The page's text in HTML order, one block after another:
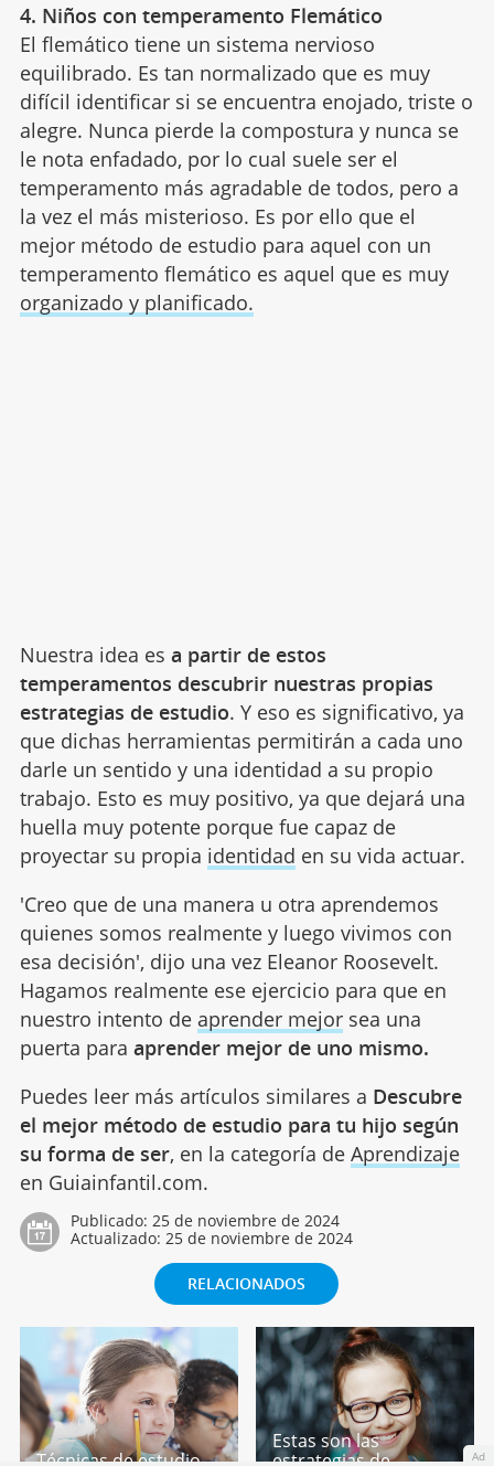
4. Niños con temperamento Flemático
El flemático tiene un sistema nervioso
equilibrado. Es tan normalizado que es muy
difícil identificar si se encuentra enojado, triste o
alegre. Nunca pierde la compostura y nunca se
le nota enfadado, por lo cual suele ser el
temperamento más agradable de todos, pero a
la vez el más misterioso. Es por ello que el
mejor método de estudio para aquel con un
temperamento flemático es aquel que es muy
organizado y planificado.
Nuestra idea es a partir de estos
temperamentos descubrir nuestras propias
estrategias de estudio. Y eso es significativo, ya
que dichas herramientas permitirán a cada uno
darle un sentido y una identidad a su propio
trabajo. Esto es muy positivo, ya que dejará una
huella muy potente porque fue capaz de
proyectar su propia identidad en su vida actuar.
'Creo que de una manera u otra aprendemos
quienes somos realmente y luego vivimos con
esa decisión', dijo una vez Eleanor Roosevelt.
Hagamos realmente ese ejercicio para que en
nuestro intento de aprender mejorsea una
puerta para aprender mejor de uno mismo.
Puedes leer más artículos similares a Descubre
el mejor método de estudio para tu hijo según
su forma de ser, en la categoría de Aprendizaje
en Guiainfantil.com.
Publicado: 25 de noviembre de 2024
Actualizado: 25 de noviembre de 2024
RELACIONADOS
Técnicas de estudio
Estas son las
estrategias de
Ad